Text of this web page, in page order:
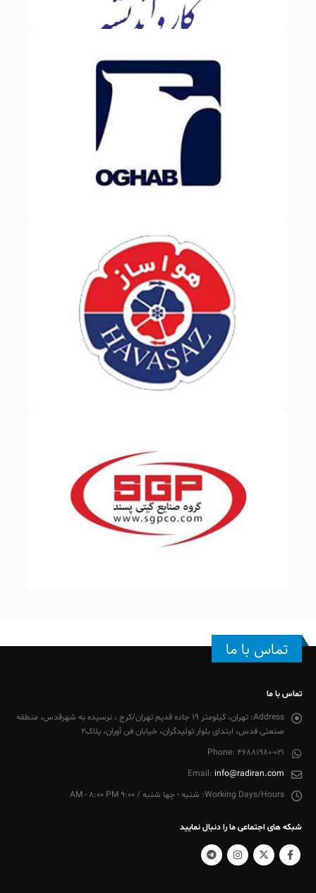
تولیدکننده اتوبوسهای
هواساز
تماس با ما
تماس با ما
Address:
تهران، کیلومتر 19 جاده قدیم تهران/کرج ، نرسیده به شهرقدس، منطقه
صنعتی قدس، ابتدای بلوار تولیدگران، خیابان فن آوران، پلاک2
Phone: 46881980-021
Email: info@radiran.com
Working Days/Hours: شنبه - چها شنبه / 9:00 AM - 8:00 PM
شبکه های اجتماعی ما را دنبال نمایید